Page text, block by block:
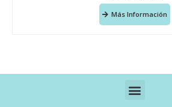
Más Información